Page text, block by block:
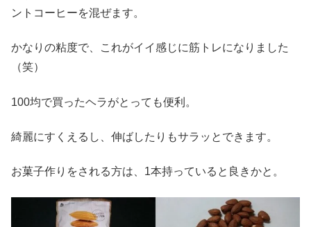
ントコーヒーを混ぜます。
かなりの粘度で、これがイイ感じに筋トレになりました
（笑）
100均で買ったヘラがとっても便利。
綺麗にすくえるし、伸ばしたりもサラッとできます。
お菓子作りをされる方は、1本持っていると良きかと。